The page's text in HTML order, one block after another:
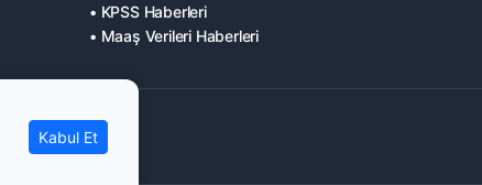
• KPSS Haberleri
• Maaş Verileri Haberleri
Kabul Et